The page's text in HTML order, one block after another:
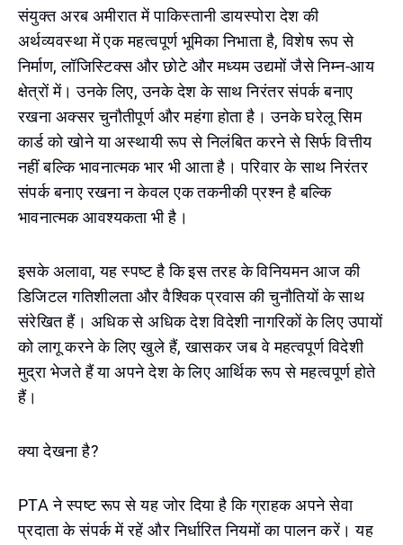
संयुक्त अरब अमीरात में पाकिस्तानी डायस्पोरा देश की
अर्थव्यवस्था में एक महत्वपूर्ण भूमिका निभाता है, विशेष रूप से
निर्माण, लॉजिस्टिक्स और छोटे और मध्यम उद्यमों जैसे निम्न-आय
क्षेत्रों में। उनके लिए, उनके देश के साथ निरंतर संपर्क बनाए
रखना अक्सर चुनौतीपूर्ण और महंगा होता है। उनके घरेलू सिम
कार्ड को खोने या अस्थायी रूप से निलंबित करने से सिर्फ वित्तीय
नहीं बल्कि भावनात्मक भार भी आता है। परिवार के साथ निरंतर
संपर्क बनाए रखना न केवल एक तकनीकी प्रश्न है बल्कि
भावनात्मक आवश्यकता भी है।
इसके अलावा, यह स्पष्ट है कि इस तरह के विनियमन आज की
डिजिटल गतिशीलता और वैश्विक प्रवास की चुनौतियों के साथ
संरेखित हैं। अधिक से अधिक देश विदेशी नागरिकों के लिए उपायों
को लागू करने के लिए खुले हैं, खासकर जब वे महत्वपूर्ण विदेशी
मुद्रा भेजते हैं या अपने देश के लिए आर्थिक रूप से महत्वपूर्ण होते
हैं।
क्या देखना है?
PTA ने स्पष्ट रूप से यह जोर दिया है कि ग्राहक अपने सेवा
प्रदाता के संपर्क में रहें और निर्धारित नियमों का पालन करें। यह